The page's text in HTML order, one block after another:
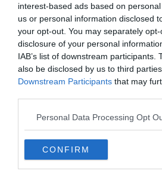
interest-based ads based on
us or personal information disclosed
your opt-out. You may separately
disclosure of your personal
IAB’s list of downstream participants.
also be disclosed by us to third
Downstream Participants that may
Personal Data Processing Opt
CONFIRM
SPETTACOLO
Cosplayer e appassionati
Comic-Con di San Diego